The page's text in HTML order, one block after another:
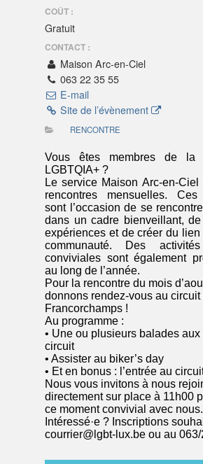
COÛT :
Gratuit
CONTACT :
Maison Arc-en-Ciel
063 22 35 55
E-mail
Site de l’évènement
RENCONTRE
Vous êtes membres de la
LGBTQIA+ ?
Le service Maison Arc-en-
rencontres mensuelles. Ces
sont l’occasion de se
dans un cadre bienveillant,
expériences et de créer du
communauté. Des
conviviales sont également
au long de l’année.
Pour la rencontre du mois
donnons rendez-vous au circuit
Francorchamps !
Au programme :
• Une ou plusieurs balades
circuit
• Assister au biker’s day
• Et en bonus : l’entrée au
Nous vous invitons à nous
directement sur place à 11h00
ce moment convivial avec nous.
Intéressé·e ? Inscriptions
courrier@lgbt-lux.be ou au